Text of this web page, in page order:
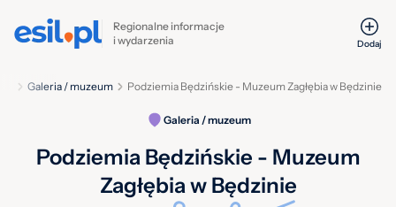
Regionalne informacje
i wydarzenia
Dodaj
Podziemia Będzińskie - Muzeum Zagłębia w Będzinie
Galeria / muzeum
Galeria / muzeum
Podziemia Będzińskie - Muzeum
Zagłębia w Będzinie